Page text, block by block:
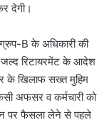
देगी।
B के अधिकारी की
जल्द रिटायरमेंट के आदेश
के खिलाफ सख्त मुहिम
अफसर व कर्मचारी को
पर फैसला लेने से पहले